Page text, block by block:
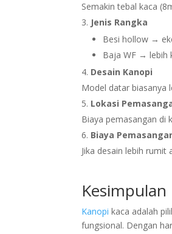
Semakin tebal kaca
Jenis Rangka
Besi hollow →
Baja WF → lebih
Desain Kanopi
Model datar biasanya
Lokasi
Biaya pemasangan di
Biaya
Jika desain lebih
Kesimpulan
Kanopi kaca adalah
fungsional. Dengan